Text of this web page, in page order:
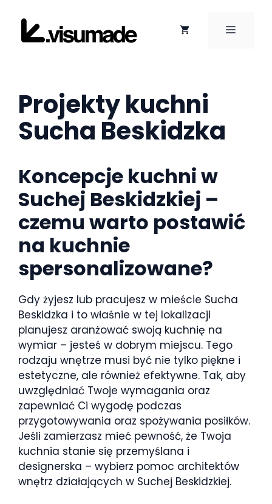
treści
MENU
Projekty kuchni
Sucha Beskidzka
Koncepcje kuchni w
Suchej Beskidzkiej –
czemu warto postawić
na kuchnie
spersonalizowane?
Gdy żyjesz lub pracujesz w mieście Sucha
Beskidzka i to właśnie w tej lokalizacji
planujesz aranżować swoją kuchnię na
wymiar – jesteś w dobrym miejscu. Tego
rodzaju wnętrze musi być nie tylko piękne i
estetyczne, ale również efektywne. Tak, aby
uwzględniać Twoje wymagania oraz
zapewniać Ci wygodę podczas
przygotowywania oraz spożywania posiłków.
Jeśli zamierzasz mieć pewność, że Twoja
kuchnia stanie się przemyślana i
designerska – wybierz pomoc architektów
wnętrz działających w Suchej Beskidzkiej.